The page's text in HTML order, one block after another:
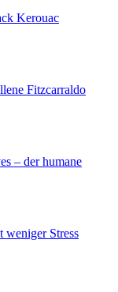
Kerouac
Fitzcarraldo
– der humane
weniger Stress